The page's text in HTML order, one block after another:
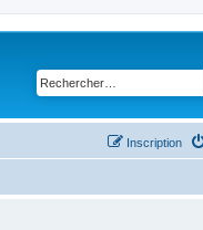
Inscription